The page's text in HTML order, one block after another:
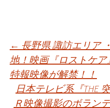
投
稿
← 長野県 諏訪エリア
地！映画『ロストケア
特報映像が解禁！！
日本テレビ系『THE
Ｒ映像撮影のボラン